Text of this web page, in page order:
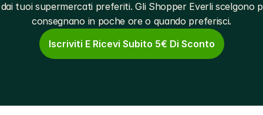
tuoi supermercati preferiti. Gli Shopper Everli scelgono
consegnano in poche ore o quando preferisci.
Iscriviti E Ricevi Subito 5€ Di Sconto